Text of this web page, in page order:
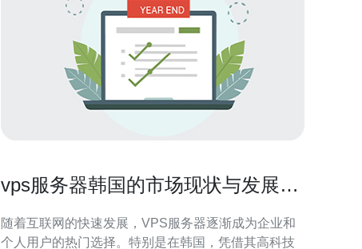
vps服务器韩国的市场现状与发展前
随着互联网的快速发展，VPS服务器逐渐成为企业和
个人用户的热门选择。特别是在韩国，凭借其高科技